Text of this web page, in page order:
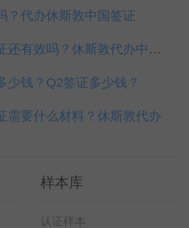
？代办休斯敦中国签证
旧护照上的中国签证还有效吗？休斯敦代办中国签证
少钱？Q2签证多少钱？
需要什么材料？休斯敦代办
样本库
认证样本